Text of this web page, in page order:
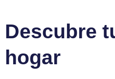
Descubre
hogar